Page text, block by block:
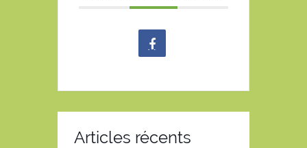
Articles récents